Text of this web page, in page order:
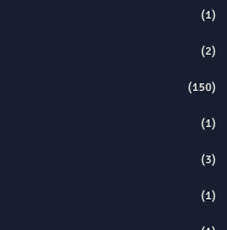
(1)
(2)
(150)
(1)
(3)
(1)